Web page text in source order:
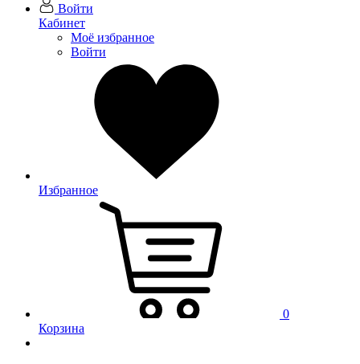
Войти
Кабинет
Моё избранное
Войти
Избранное
0
Корзина